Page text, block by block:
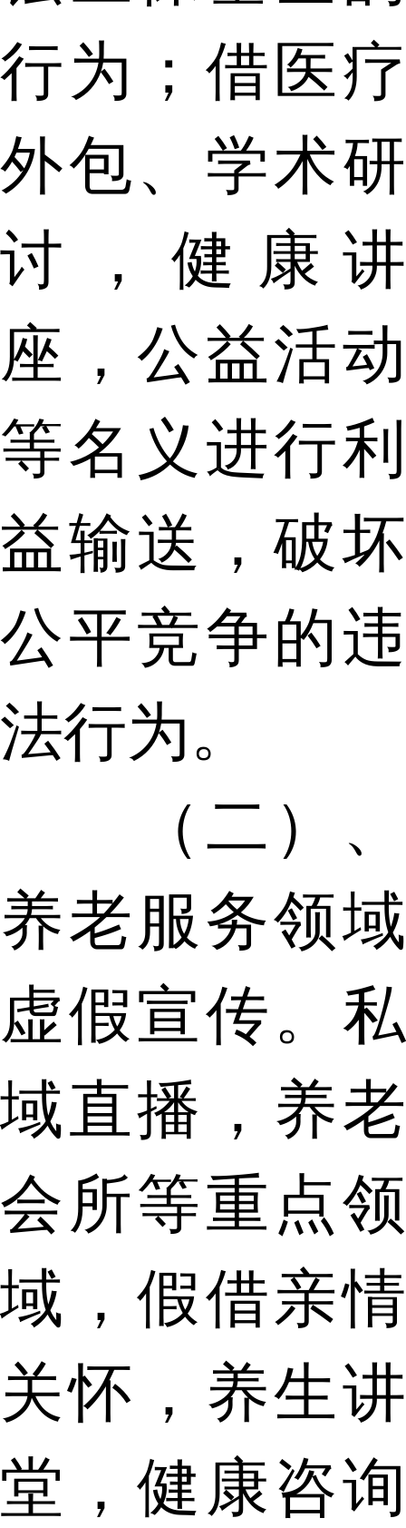
行为；借医疗
外包、学术研
讨，健康讲
座，公益活动
等名义进行利
益输送，破坏
公平竞争的违
法行为。
（二）、
养老服务领域
虚假宣传。私
域直播，养老
会所等重点领
域，假借亲情
关怀，养生讲
堂，健康咨询